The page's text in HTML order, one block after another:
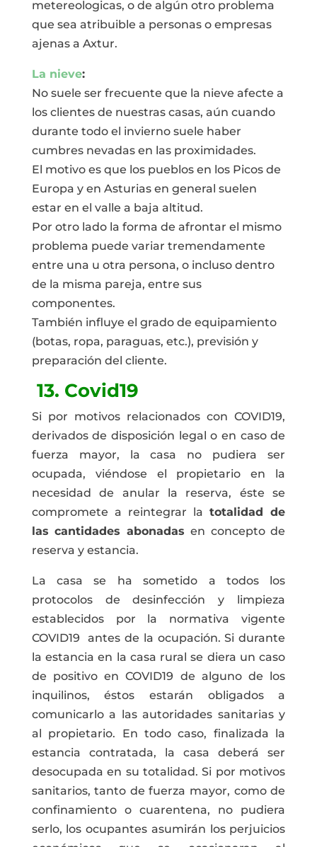
metereologicas, o de algún otro problema
que sea atribuible a personas o empresas
ajenas a Axtur.
La nieve:
No suele ser frecuente que la nieve afecte a
los clientes de nuestras casas, aún cuando
durante todo el invierno suele haber
cumbres nevadas en las proximidades.
El motivo es que los pueblos en los Picos de
Europa y en Asturias en general suelen
estar en el valle a baja altitud.
Por otro lado la forma de afrontar el mismo
problema puede variar tremendamente
entre una u otra persona, o incluso dentro
de la misma pareja, entre sus
componentes.
También influye el grado de equipamiento
(botas, ropa, paraguas, etc.), previsión y
preparación del cliente.
13. Covid19
Si por motivos relacionados con COVID19,
derivados de disposición legal o en caso de
fuerza mayor, la casa no pudiera ser
ocupada, viéndose el propietario en la
necesidad de anular la reserva, éste se
compromete a reintegrar latotalidad de
las cantidades abonadas en concepto de
reserva y estancia.
La casa se ha sometido a todos los
protocolos de desinfección y limpieza
establecidos por la normativa vigente
COVID19 antes de la ocupación. Si durante
la estancia en la casa rural se diera un caso
de positivo en COVID19 de alguno de los
inquilinos, éstos estarán obligados a
comunicarlo a las autoridades sanitarias y
al propietario. En todo caso, finalizada la
estancia contratada, la casa deberá ser
desocupada en su totalidad. Si por motivos
sanitarios, tanto de fuerza mayor, como de
confinamiento o cuarentena, no pudiera
serlo, los ocupantes asumirán los perjuicios